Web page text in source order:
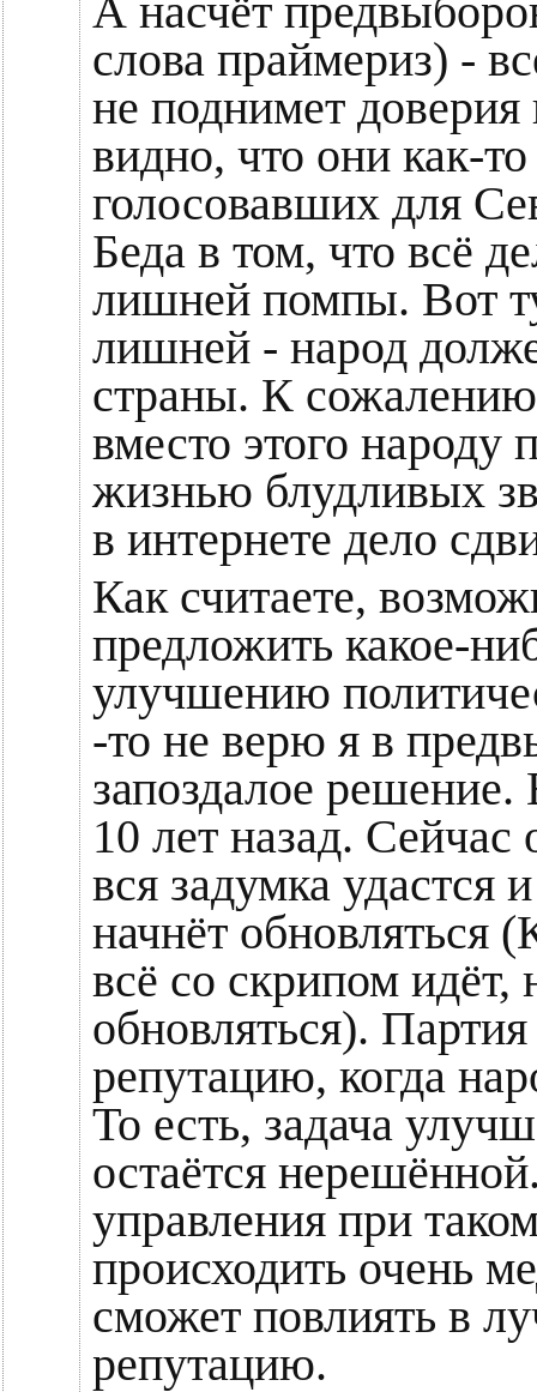
А насчёт
слова праймериз) -
не поднимет
видно, что они как-
голосовавших для
Беда в том, что всё
лишней помпы. Вот
лишней - народ
страны. К
вместо этого народу
жизнью блудливых
в интернете дело
Как считаете,
предложить какое-
улучшению
-то не верю я в
запоздалое
10 лет назад. Сейчас
вся задумка удастся
начнёт обновляться
всё со скрипом идёт,
обновляться).
репутацию, когда
То есть, задача
остаётся
управления при
происходить очень
сможет повлиять в
репутацию.